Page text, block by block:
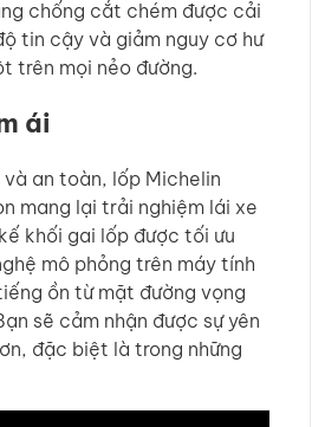
chống cắt chém được cải
tin cậy và giảm nguy cơ hư
trên mọi nẻo đường.
ái
và an toàn, lốp Michelin
mang lại trải nghiệm lái xe
khối gai lốp được tối ưu
mô phỏng trên máy tính
ồn từ mặt đường vọng
sẽ cảm nhận được sự yên
đặc biệt là trong những